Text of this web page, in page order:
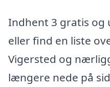
Indhent 3 gratis
eller find en liste
Vigersted og
længere nede på